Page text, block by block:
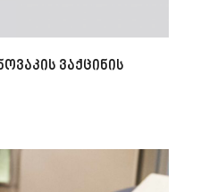
ვაქცინის